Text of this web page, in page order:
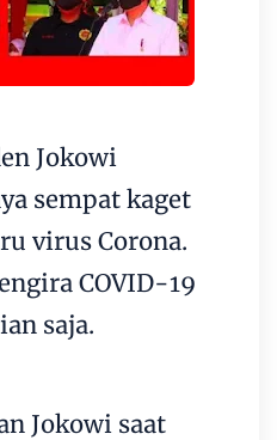
Jokowi
sempat kaget
virus Corona.
COVID-19
saja.
Jokowi saat